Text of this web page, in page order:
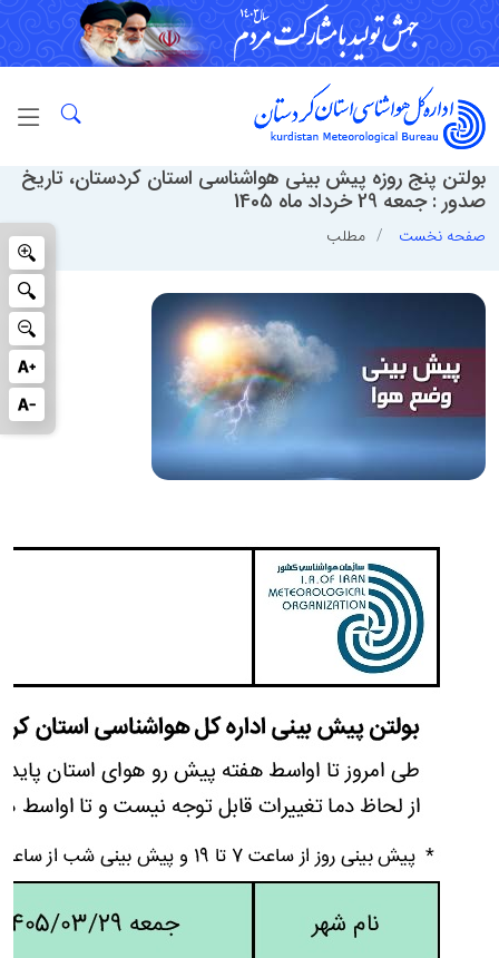
بولتن پنج روزه پیش بینی هواشناسی استان کردستان، تاریخ
صدور : جمعه 29 خرداد ماه 1405
صفحه نخست مطلب